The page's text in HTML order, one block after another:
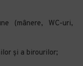
(mânere, WC-uri,
și a birourilor;